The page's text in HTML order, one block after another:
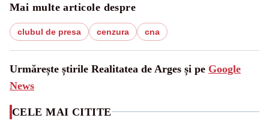
Mai multe articole despre
clubul de presa cenzura cna
Urmărește știrile Realitatea de Arges și pe Google
News
CELE MAI CITITE